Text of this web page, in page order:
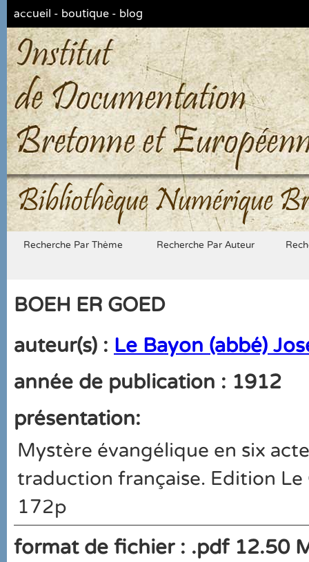
accueil - boutique - blog
Bibliothèque Numérique
Recherche Par Thème Recherche Par Auteur
BOEH ER GOED
auteur(s) : Le Bayon (abbé)
année de publication : 1912
présentation:
Mystère évangélique en six
traduction française. Edition Le
172p
format de fichier : .pdf 12.50